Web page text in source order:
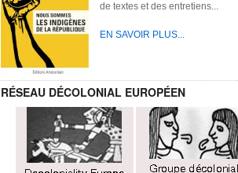
de textes et des entretiens...
EN SAVOIR PLUS...
RÉSEAU DÉCOLONIAL EUROPÉEN